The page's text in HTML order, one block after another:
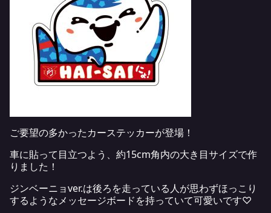
ご要望の多かったカーステッカーが登場！
車に貼って目立つよう、約15cm角内の大き目サイズで作
りました！
ジンベーニョver.は後ろを走っている人が思わずほっこり
するようなメッセージボードを持っていて可愛いです♡